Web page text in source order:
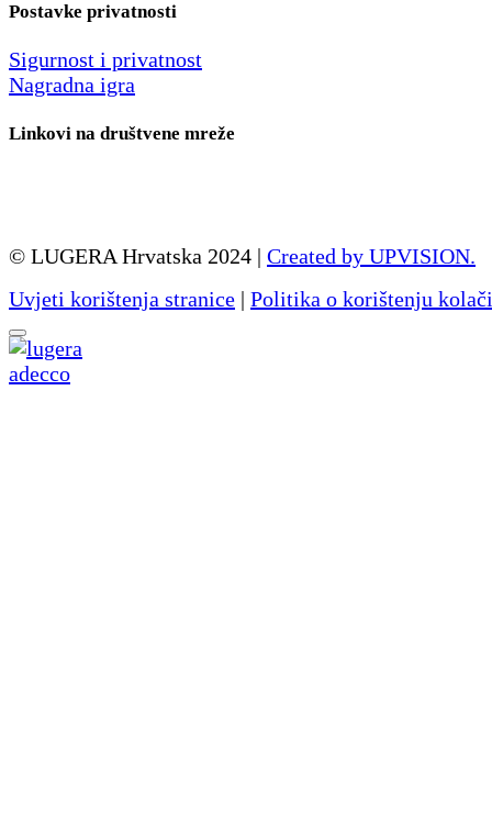
Postavke privatnosti
Sigurnost i privatnost
Nagradna igra
Linkovi na društvene mreže
© LUGERA Hrvatska 2024 | Created by UPVISION.
Uvjeti korištenja stranice | Politika o korištenju